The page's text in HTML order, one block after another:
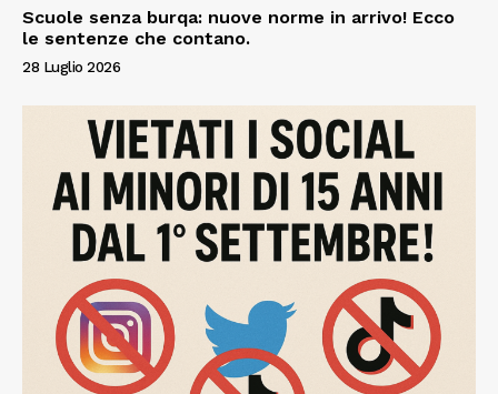
Scuole senza burqa: nuove norme in arrivo! Ecco
le sentenze che contano.
28 Luglio 2026